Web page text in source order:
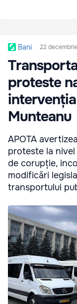
Bani 22
proteste
Munteanu
APOTA
proteste la nivel
de corupție,
modificări
transportului